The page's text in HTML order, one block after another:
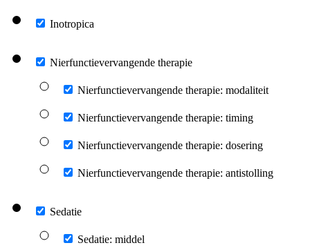
Inotropica
Nierfunctievervangende therapie
Nierfunctievervangende therapie: modaliteit
Nierfunctievervangende therapie: timing
Nierfunctievervangende therapie: dosering
Nierfunctievervangende therapie: antistolling
Sedatie
Sedatie: middel